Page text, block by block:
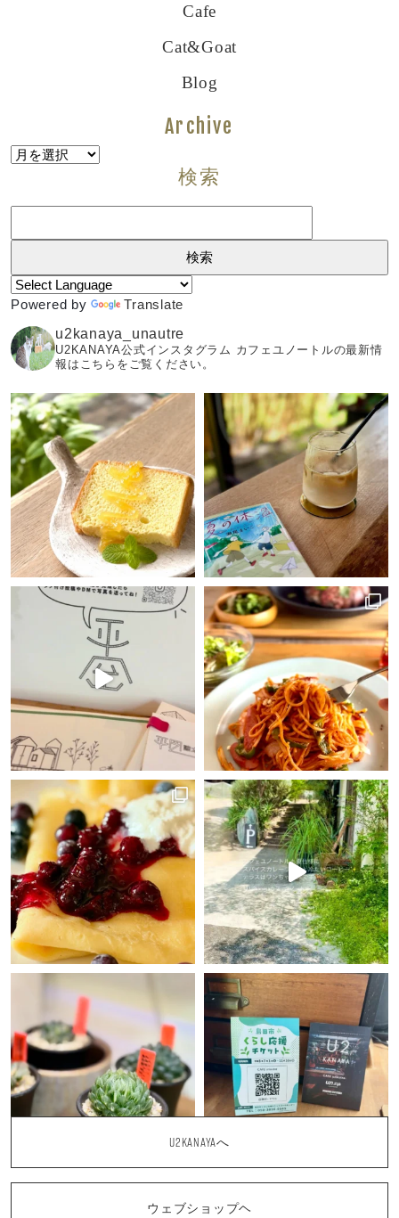
Cafe
Cat&goat
Blog
Archive
Archive
検索
Powered by
Translate
u2kanaya_unautre
U2KANAYA公式インスタグラム カフェユノートルの最新情
報はこちらをご覧ください。
U2KANAYAへ
ウェブショップヘ